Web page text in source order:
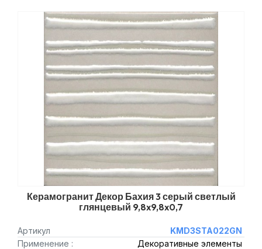
Керамогранит Декор Бахия 3 серый светлый
глянцевый 9,8x9,8x0,7
Артикул
KMD3STA022GN
Применение :
Декоративные элементы